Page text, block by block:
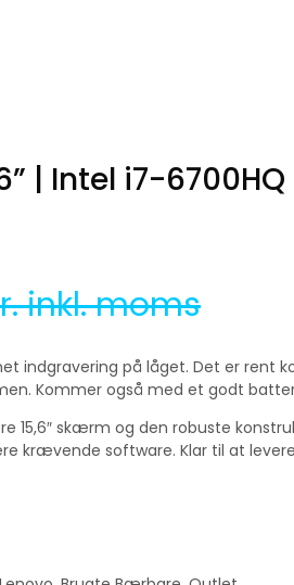
| Intel i7-6700HQ
inkl. moms
indgravering på låget. Det er rent
Kommer også med et godt
skærm og den robuste
krævende software. Klar til at